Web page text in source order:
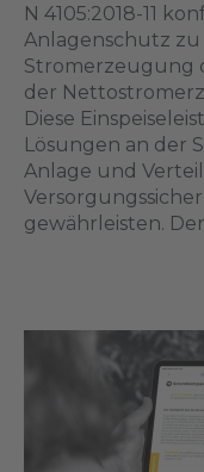
N 4105:2018-11
Anlagenschutz
Stromerzeugung
der
Diese
Lösungen an der
Anlage und
gewährleisten.